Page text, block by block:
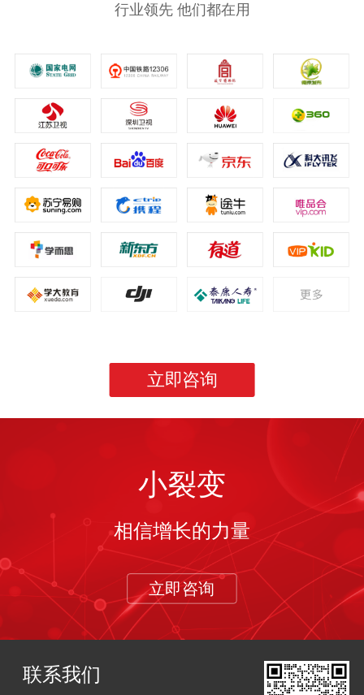
行业领先 他们都在用
立即咨询
小裂变
相信增长的力量
立即咨询
联系我们